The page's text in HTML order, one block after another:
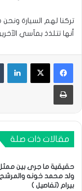
تركنا لهم السيارة ونحن
أنها تتلذذ بمآسي
طباعة
مقالات ذات صلة
حقيقية ما جرى بين ممثل
ولد محمد خونه والمرشح
بيرام (تفاصيل )